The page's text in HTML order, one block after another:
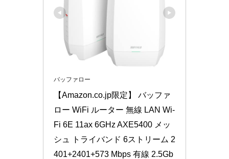
バッファロー
【Amazon.co.jp限定】 バッファ
ロー WiFi ルーター 無線 LAN Wi-
Fi 6E 11ax 6GHz AXE5400 メッ
シュ トライバンド 6ストリーム 2
401+2401+573 Mbps 有線 2.5Gb